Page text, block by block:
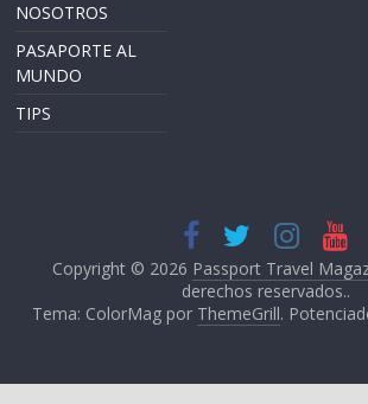
NOSOTROS
PASAPORTE AL
MUNDO
TIPS
Copyright © 2026 Passport Travel
derechos reservados..
Tema: ColorMag por ThemeGrill.